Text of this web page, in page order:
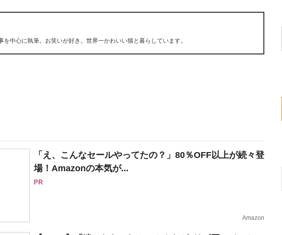
を中心に執筆。お笑いが好き。世界一かわいい猫と暮らしています。
「え、こんなセールやってたの？」80％OFF以上が続々登
場！Amazonの本気が...
PR
Amazon